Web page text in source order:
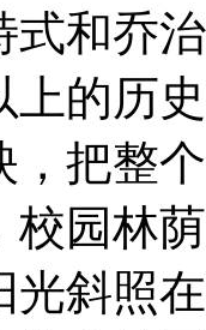
式和乔
上的历
，把整
校园林
光斜照